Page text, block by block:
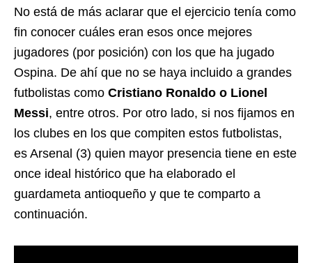
No está de más aclarar que el ejercicio tenía como
fin conocer cuáles eran esos once mejores
jugadores (por posición) con los que ha jugado
Ospina. De ahí que no se haya incluido a grandes
futbolistas como Cristiano Ronaldo o Lionel
Messi, entre otros. Por otro lado, si nos fijamos en
los clubes en los que compiten estos futbolistas,
es Arsenal (3) quien mayor presencia tiene en este
once ideal histórico que ha elaborado el
guardameta antioqueño y que te comparto a
continuación.